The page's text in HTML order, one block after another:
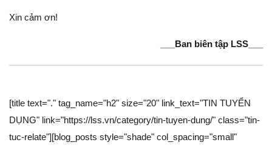
Xin cảm ơn!
___Ban biên tập LSS___
[title text="." tag_name="h2" size="20" link_text="TIN TUYỂN
DỤNG" link="https://lss.vn/category/tin-tuyen-dung/" class="tin-
tuc-relate"][blog_posts style="shade" col_spacing="small"